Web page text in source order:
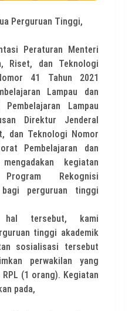
Perguruan Tinggi,
Peraturan Menteri
Riset, dan Teknologi
41 Tahun 2021
Lampau dan
Lampau
Direktur Jenderal
dan Teknologi Nomor
Pembelajaran dan
kegiatan
Rekognisi
bagi perguruan tinggi
hal tersebut, kami
tinggi akademik
sosialisasi tersebut
perwakilan yang
(1 orang). Kegiatan
pada,